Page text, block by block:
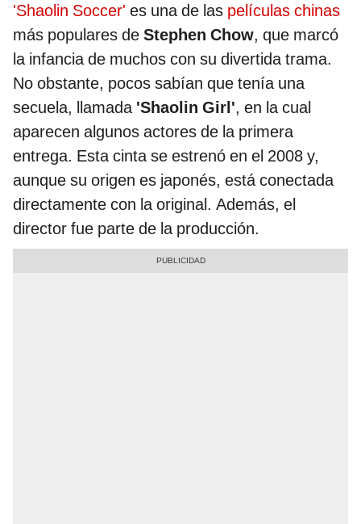
'Shaolin Soccer' es una de las películas chinas
más populares de Stephen Chow, que marcó
la infancia de muchos con su divertida trama.
No obstante, pocos sabían que tenía una
secuela, llamada 'Shaolin Girl', en la cual
aparecen algunos actores de la primera
entrega. Esta cinta se estrenó en el 2008 y,
aunque su origen es japonés, está conectada
directamente con la original. Además, el
director fue parte de la producción.